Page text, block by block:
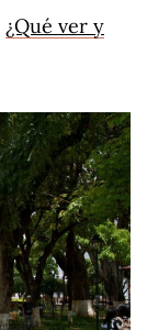
¿Qué ver y